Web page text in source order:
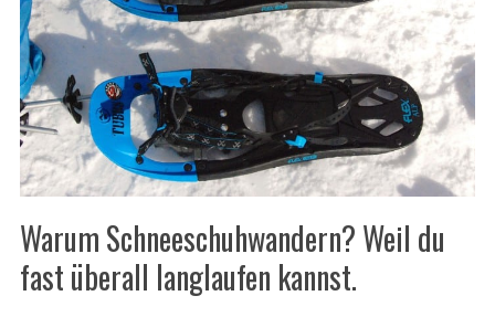
Warum Schneeschuhwandern? Weil du
fast überall langlaufen kannst.